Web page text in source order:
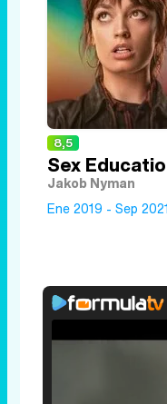
8,5
Sex
Jakob Nyman
Ene 2019 - Sep 2021